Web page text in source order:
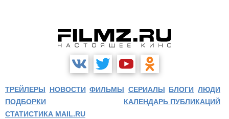
ТРЕЙЛЕРЫ НОВОСТИ ФИЛЬМЫ СЕРИАЛЫ БЛОГИ ЛЮДИ
ПОДБОРКИ
КАЛЕНДАРЬ ПУБЛИКАЦИЙ
СТАТИСТИКА MAIL.RU